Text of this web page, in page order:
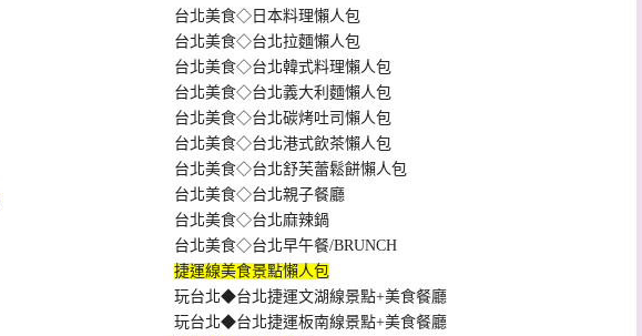
台北美食◇日本料理懶人包
台北美食◇台北拉麵懶人包
台北美食◇台北韓式料理懶人包
台北美食◇台北義大利麵懶人包
台北美食◇台北碳烤吐司懶人包
台北美食◇台北港式飲茶懶人包
台北美食◇台北舒芙蕾鬆餅懶人包
台北美食◇台北親子餐廳
台北美食◇台北麻辣鍋
台北美食◇台北早午餐/BRUNCH
捷運線美食景點懶人包
玩台北◆台北捷運文湖線景點+美食餐廳
玩台北◆台北捷運板南線景點+美食餐廳